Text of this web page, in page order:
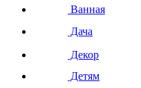
Ванная
Дача
Декор
Детям